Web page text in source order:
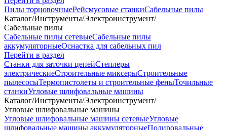
Пилы торцовочныеРейсмусовые станкиСабельные пилы
Каталог/Инструменты/Электроинструмент/
Сабельные пилы
Сабельные пилы сетевыеСабельные пилы
аккумуляторныеОснастка для сабельных пил
Перейти в раздел
Станки для заточки цепейСтеплеры
электрическиеСтроительные миксерыСтроительные
пылесосыТермопистолеты и строительные феныТочильные
станкиУгловые шлифовальные машины
Каталог/Инструменты/Электроинструмент/
Угловые шлифовальные машины
Угловые шлифовальные машины сетевыеУгловые
шлифовальные машины аккумуляторныеПолировальные